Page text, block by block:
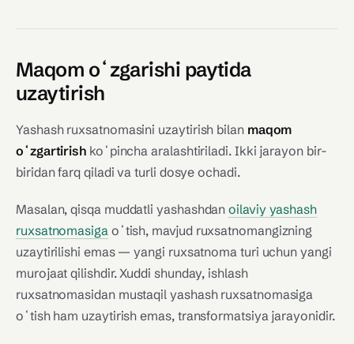
Maqom oʻzgarishi paytida
uzaytirish
Yashash ruxsatnomasini uzaytirish bilan maqom
oʻzgartirish koʻpincha aralashtiriladi. Ikki jarayon bir-
biridan farq qiladi va turli dosye ochadi.
Masalan, qisqa muddatli yashashdanoilaviy yashash
ruxsatnomasigaoʻtish, mavjud ruxsatnomangizning
uzaytirilishi emas — yangi ruxsatnoma turi uchun yangi
murojaat qilishdir. Xuddi shunday, ishlash
ruxsatnomasidan mustaqil yashash ruxsatnomasiga
oʻtish ham uzaytirish emas, transformatsiya jarayonidir.